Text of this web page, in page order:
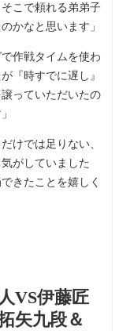
こで頼れる弟弟子
かなと思います」
作戦タイムを使わ
『時すでに遅し』
っていただいたの
けでは足りない、
がしていました
きたことを嬉しく
VS伊藤匠
矢九段＆